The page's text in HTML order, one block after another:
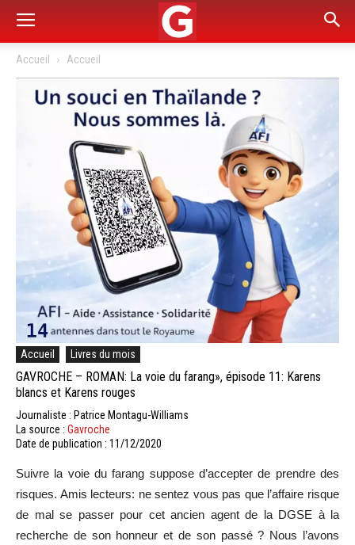
Accueil Accueil
Accueil Livres du mois
GAVROCHE – ROMAN: La voie du farang», épisode 11: Karens
blancs et Karens rouges
Journaliste : Patrice Montagu-Williams
La source : Gavroche
Date de publication : 11/12/2020
Suivre la voie du farang suppose d’accepter de prendre des
risques. Amis lecteurs: ne sentez vous pas que l’affaire risque
de mal se passer pour cet ancien agent de la DGSE à la
recherche de son honneur et de son passé ? Nous l’avons